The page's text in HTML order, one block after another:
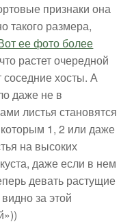
признаки она
такого размера,
ее фото более
растет очередной
соседние хосты. А
даже не в
листья становятся
1, 2 или даже
на высоких
даже если в нем
девать растущие
за этой